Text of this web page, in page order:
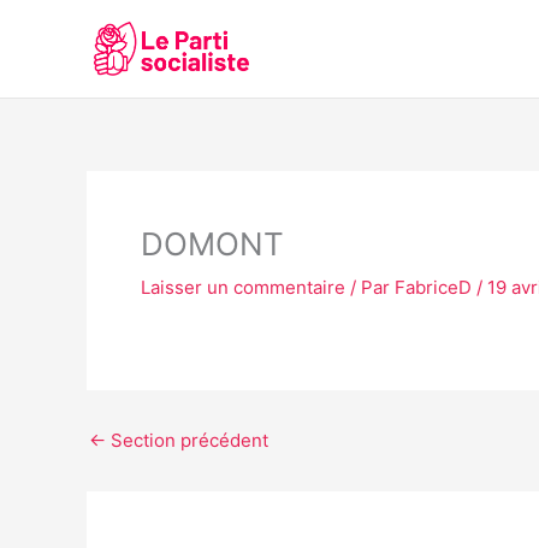
DOMONT
Laisser un commentaire / Par FabriceD / 19
← Section précédent